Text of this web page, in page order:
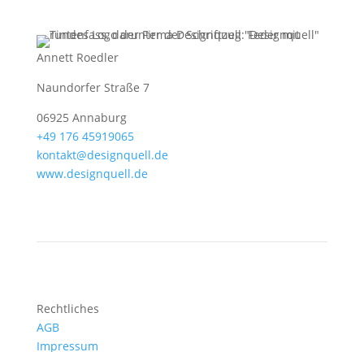
Annett Roedler
Naundorfer Straße 7
06925 Annaburg
+49 176 45919065
kontakt@designquell.de
www.designquell.de
Rechtliches
AGB
Impressum